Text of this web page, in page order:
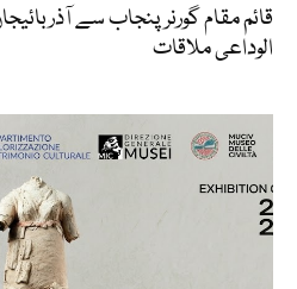
قائم مقام گورنر پنجاب سے
الوداعی ملاقات